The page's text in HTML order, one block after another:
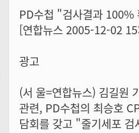
PD수첩 "검사결과 100%
[연합뉴스 2005-12-02
광고
(서 울=연합뉴스) 김길원
관련, PD수첩의 최승호
담회를 갖고 "줄기세포